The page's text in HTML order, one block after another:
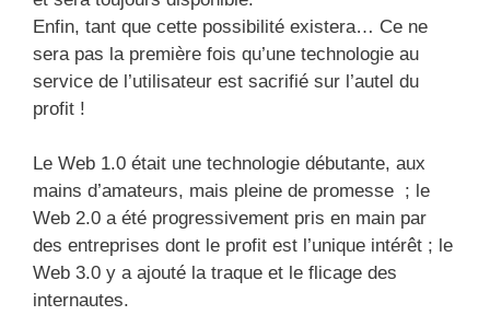
Enfin, tant que cette possibilité existera… Ce ne
sera pas la première fois qu’une technologie au
service de l’utilisateur est sacrifié sur l’autel du
profit !
Le Web 1.0 était une technologie débutante, aux
mains d’amateurs, mais pleine de promesse ; le
Web 2.0 a été progressivement pris en main par
des entreprises dont le profit est l’unique intérêt ; le
Web 3.0 y a ajouté la traque et le flicage des
internautes.